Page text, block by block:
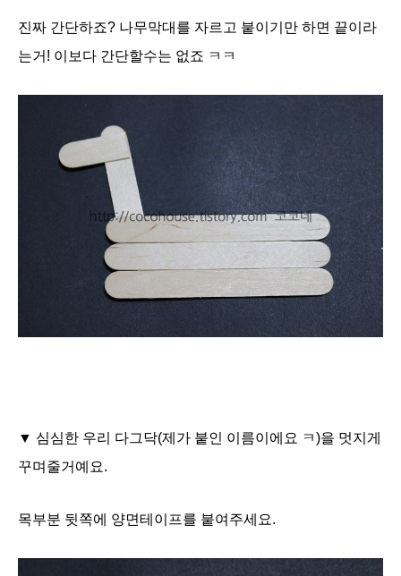
진짜 간단하죠? 나무막대를 자르고 붙이기만 하면 끝이라
는거! 이보다 간단할수는 없죠 ㅋㅋ
▼ 심심한 우리 다그닥(제가 붙인 이름이에요 ㅋ)을 멋지게
꾸며줄거예요.
목부분 뒷쪽에 양면테이프를 붙여주세요.